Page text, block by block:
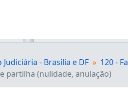
- Brasília e DF
120 -
partilha (nulidade, anulação)